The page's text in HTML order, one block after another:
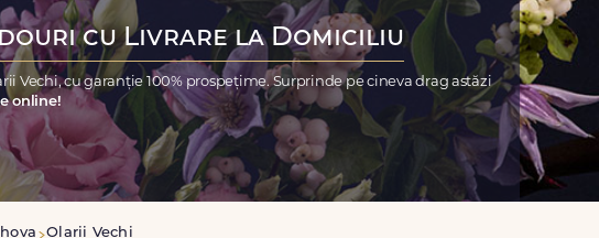
cu Livrare la Domiciliu
Vechi, cu garanție 100% prospețime. Surprinde pe cineva drag astăzi
online!
Olarii Vechi